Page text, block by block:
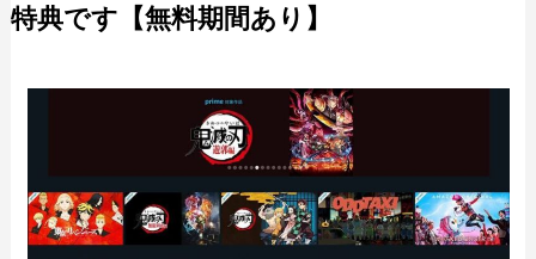
特典です【無料期間あり】